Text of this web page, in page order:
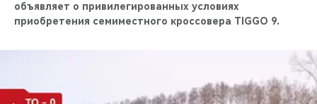
ПОДДЕРЖКА
CHERY В СОЦСЕТЯХ
БЛАГОТВОРИТЕЛЬНОСТЬ
объявляет о привилегированных условиях
приобретения семиместного кроссовера TIGGO 9.